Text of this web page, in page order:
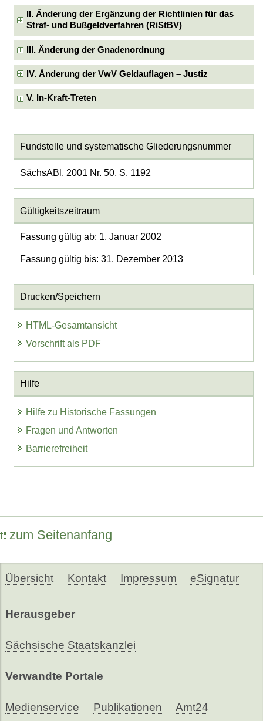
II. Änderung der Ergänzung der Richtlinien für das
Straf- und Bußgeldverfahren (RiStBV)
III. Änderung der Gnadenordnung
IV. Änderung der VwV Geldauflagen – Justiz
V. In-Kraft-Treten
Fundstelle und systematische Gliederungsnummer
SächsABl. 2001 Nr. 50, S. 1192
Gültigkeitszeitraum
Fassung gültig ab: 1. Januar 2002
Fassung gültig bis: 31. Dezember 2013
Drucken/Speichern
HTML-Gesamtansicht
Vorschrift als PDF
Hilfe
Hilfe zu Historische Fassungen
Fragen und Antworten
Barrierefreiheit
zum Seitenanfang
Übersicht Kontakt Impressum eSignatur
Herausgeber
Sächsische Staatskanzlei
Verwandte Portale
Medienservice Publikationen Amt24